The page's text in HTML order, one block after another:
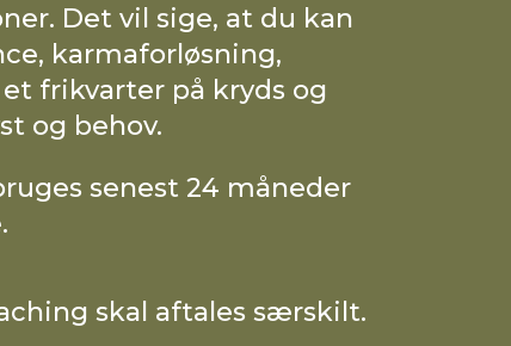
Det vil sige, at du kan
karmaforløsning,
frikvarter på kryds og
og behov.
senest 24 måneder
skal aftales særskilt.